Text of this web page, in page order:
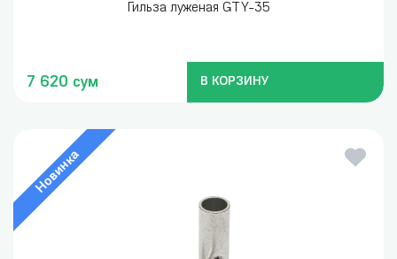
Гильза луженая GTY-35
7 620 сум В КОРЗИНУ
Новинка